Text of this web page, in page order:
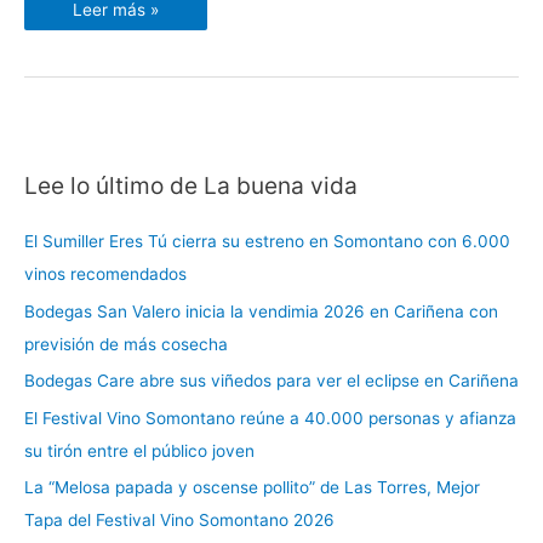
Leer más »
Lee lo último de La buena vida
El Sumiller Eres Tú cierra su estreno en Somontano con 6.000
vinos recomendados
Bodegas San Valero inicia la vendimia 2026 en Cariñena con
previsión de más cosecha
Bodegas Care abre sus viñedos para ver el eclipse en Cariñena
El Festival Vino Somontano reúne a 40.000 personas y afianza
su tirón entre el público joven
La “Melosa papada y oscense pollito” de Las Torres, Mejor
Tapa del Festival Vino Somontano 2026
C
t
e
g
o
r
í
a
s